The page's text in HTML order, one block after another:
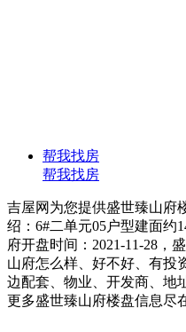
帮我找房
帮我找房
吉屋网为您提供盛世臻山府
绍：6#二单元05户型建面约
府开盘时间：2021-11-28，
山府怎么样、好不好、有投
边配套、物业、开发商、地
更多盛世臻山府楼盘信息尽